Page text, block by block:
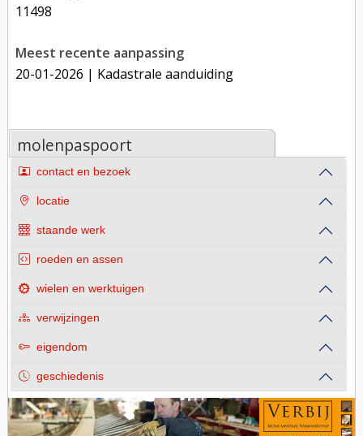
11498
Meest recente aanpassing
20-01-2026 | Kadastrale aanduiding
molenpaspoort
contact en bezoek
locatie
staande werk
roeden en assen
wielen en werktuigen
verwijzingen
eigendom
geschiedenis